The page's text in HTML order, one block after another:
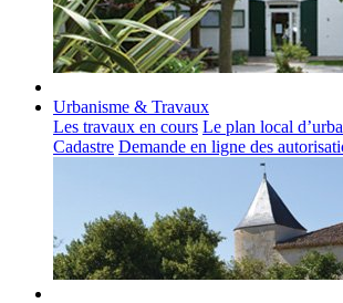
Urbanisme & Travaux
Les travaux en cours Le plan local
Cadastre Demande en ligne des